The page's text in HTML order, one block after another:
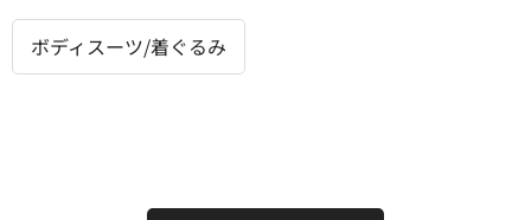
ボディスーツ/着ぐるみ